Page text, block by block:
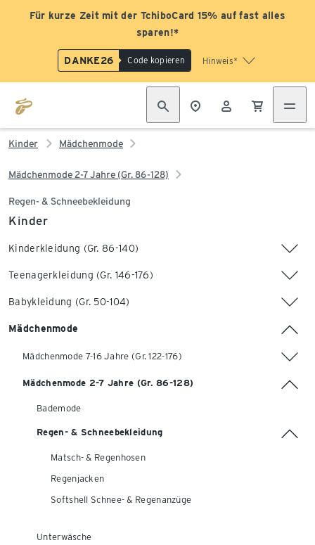
Für kurze Zeit mit der TchiboCard 15% auf fast alles
sparen!*
DANKE26 Code kopieren Hinweis*
Kinder Mädchenmode
Mädchenmode 2-7 Jahre (Gr. 86-128)
Regen- & Schneebekleidung
Kinder
Kinderkleidung (Gr. 86-140)
Teenagerkleidung (Gr. 146-176)
Babykleidung (Gr. 50-104)
Mädchenmode
Mädchenmode 7-16 Jahre (Gr. 122-176)
Mädchenmode 2-7 Jahre (Gr. 86-128)
Bademode
Regen- & Schneebekleidung
Matsch- & Regenhosen
Regenjacken
Softshell Schnee- & Regenanzüge
Unterwäsche